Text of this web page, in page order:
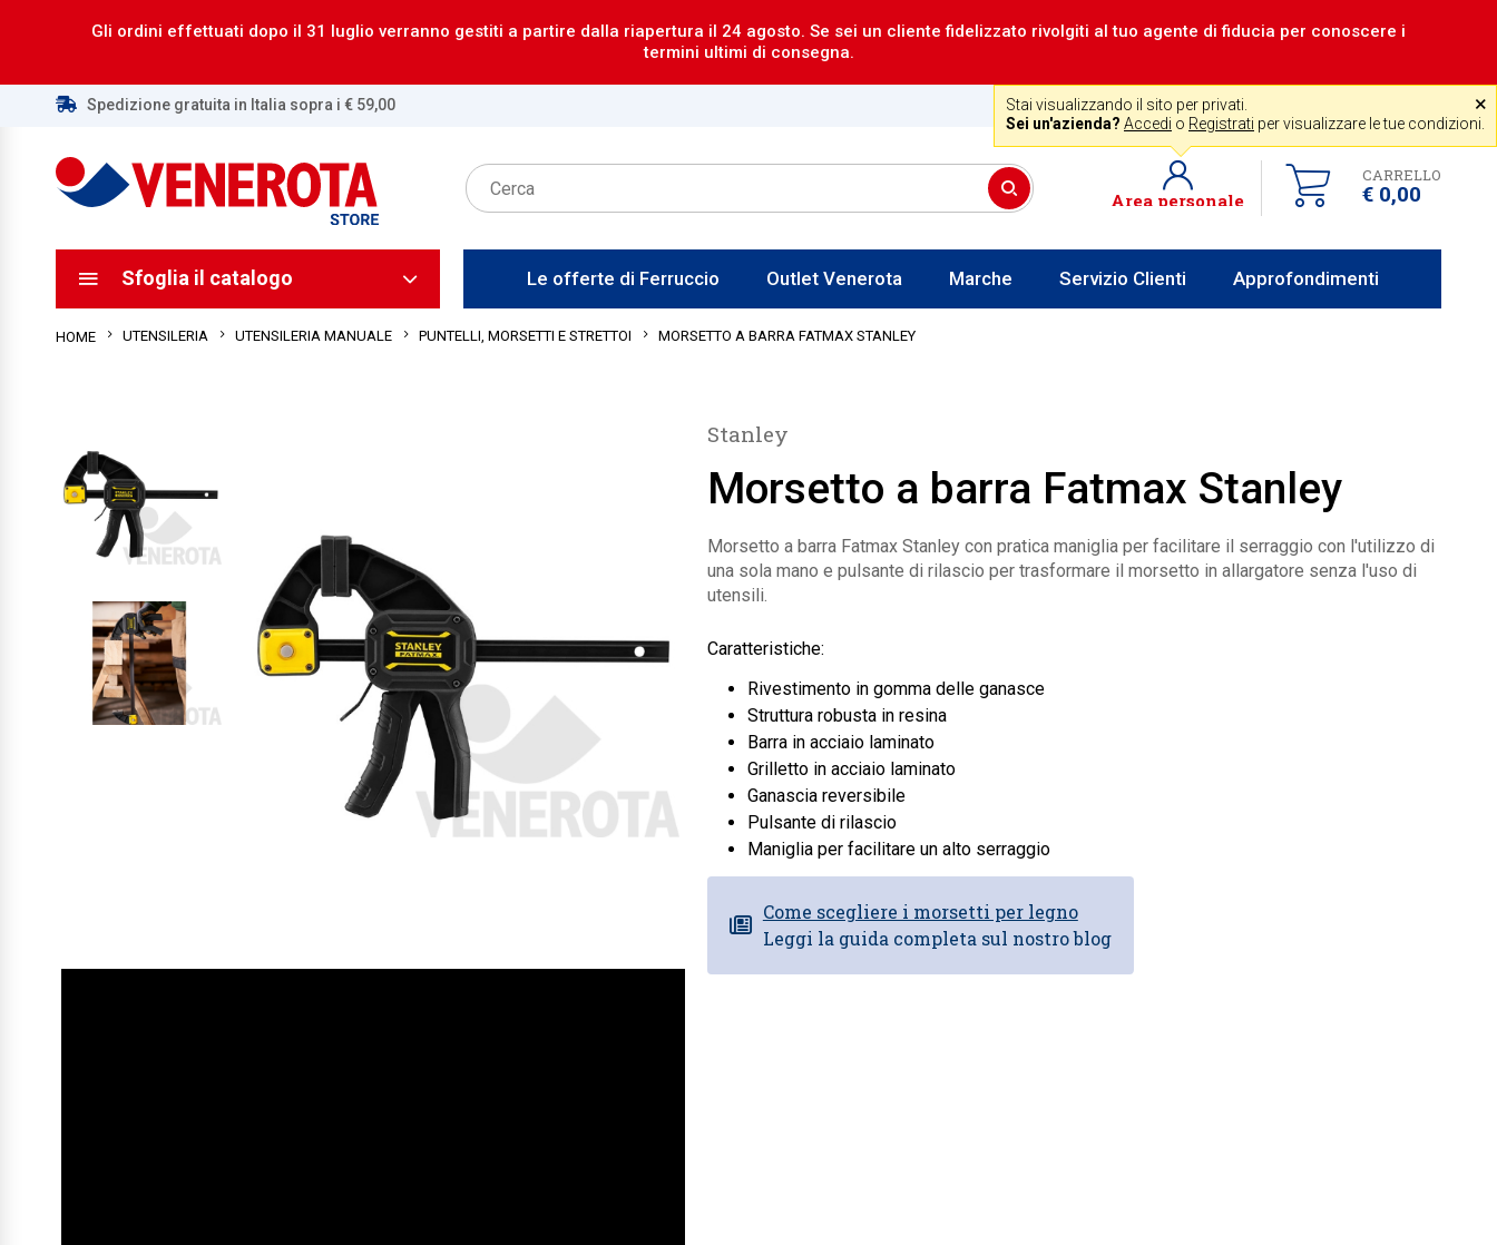
Gli ordini effettuati dopo il 31 luglio verranno gestiti a partire dalla riapertura il 24 agosto. Se sei un cliente fidelizzato rivolgiti al tuo agente di fiducia per conoscere i
termini ultimi di consegna.
Spedizione gratuita in Italia sopra i € 59,00 Assistenza gratuita
dal lun al ven 8-12 14-18 +39 0341 256700 ˟
Stai visualizzando il sito per privati.
Sei un'azienda? Accedi o Registrati per visualizzare le tue condizioni.
CARRELLO
€ 0,00
Area personale
Sfoglia il catalogo Le offerte di Ferruccio Outlet Venerota Marche Servizio Clienti Approfondimenti
HOME UTENSILERIA UTENSILERIA MANUALE PUNTELLI, MORSETTI E STRETTOI MORSETTO A BARRA FATMAX STANLEY
Stanley
Morsetto a barra Fatmax Stanley
Morsetto a barra Fatmax Stanley con pratica maniglia per facilitare il serraggio con l'utilizzo di
una sola mano e pulsante di rilascio per trasformare il morsetto in allargatore senza l'uso di
utensili.
Caratteristiche:
Rivestimento in gomma delle ganasce
Struttura robusta in resina
Barra in acciaio laminato
Grilletto in acciaio laminato
Ganascia reversibile
Pulsante di rilascio
Maniglia per facilitare un alto serraggio
Come scegliere i morsetti per legno
Leggi la guida completa sul nostro blog